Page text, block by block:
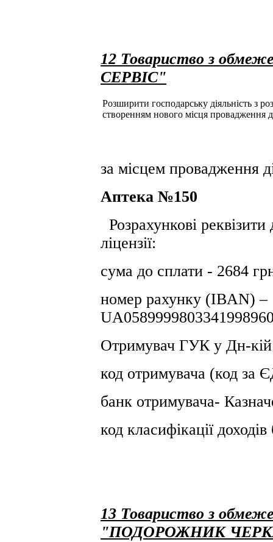
12 Товариство з
СЕРВІС"
Розширити господарську діяльність з
створенням нового місця провадження
за місцем провадження
Аптека №150
Розрахункові
ліцензії:
сума до сплати - 2684
номер рахунку (IBAN) –
Отримувач ГУК у Дн-кiй
код отримувача (код
банк отримувача-
код класифікації
13 Товариство з
"ПОДОРОЖНИК